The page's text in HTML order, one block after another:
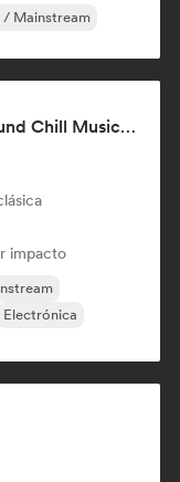
/ Mainstream
Intact Records (Background Chill Music & Good Vibes On The Road)
impacto
Electrónica